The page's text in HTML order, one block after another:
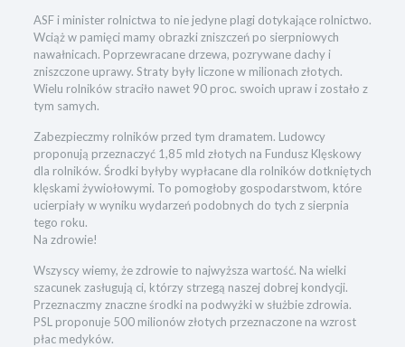
ASF i minister rolnictwa to nie jedyne plagi dotykające rolnictwo.
Wciąż w pamięci mamy obrazki zniszczeń po sierpniowych
nawałnicach. Poprzewracane drzewa, pozrywane dachy i
zniszczone uprawy. Straty były liczone w milionach złotych.
Wielu rolników straciło nawet 90 proc. swoich upraw i zostało z
tym samych.
Zabezpieczmy rolników przed tym dramatem. Ludowcy
proponują przeznaczyć 1,85 mld złotych na Fundusz Klęskowy
dla rolników. Środki byłyby wypłacane dla rolników dotkniętych
klęskami żywiołowymi. To pomogłoby gospodarstwom, które
ucierpiały w wyniku wydarzeń podobnych do tych z sierpnia
tego roku.
Na zdrowie!
Wszyscy wiemy, że zdrowie to najwyższa wartość. Na wielki
szacunek zasługują ci, którzy strzegą naszej dobrej kondycji.
Przeznaczmy znaczne środki na podwyżki w służbie zdrowia.
PSL proponuje 500 milionów złotych przeznaczone na wzrost
płac medyków.